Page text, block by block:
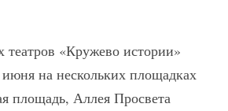
театров «Кружево истории»
на нескольких площадках
площадь, Аллея Просвета